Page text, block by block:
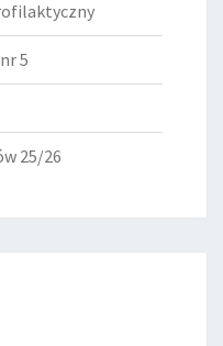
5
25/26